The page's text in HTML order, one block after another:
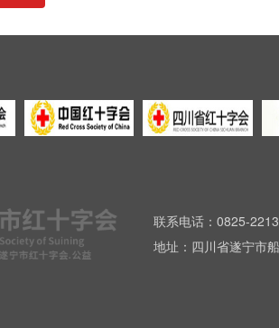
联系电话：0825-
地址：四川省遂宁市